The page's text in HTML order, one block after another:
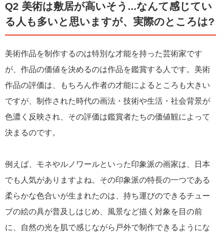
Q2 美術は敷居が高いそう...なんて感じてい
る人も多いと思いますが、実際のところは?
美術作品を制作するのは特別な才能を持った芸術家です
が、作品の価値を決めるのは作品を鑑賞する人です。美術
作品の評価は、もちろん作者の才能によるところも大きい
ですが、制作された時代の画法・技術や生活・社会背景が
色濃く反映され、その評価は鑑賞者たちの価値観によって
決まるのです。
例えば、モネやルノワールといった印象派の画家は、日本
でも人気がありますよね。その印象派の特長の一つである
柔らかな色合いが生まれたのは、持ち運びのできるチュー
ブの絵の具が普及しはじめ、風景など描く対象を目の前
に、自然の光を肌で感じながら戸外で制作できるようにな